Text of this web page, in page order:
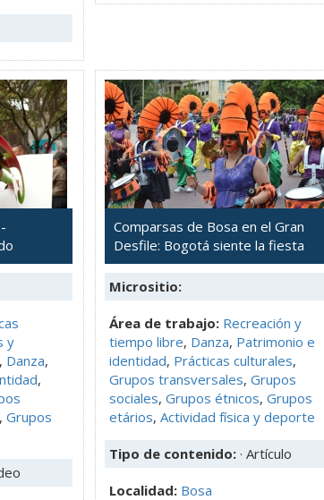
y
, Danza,
,
, Grupos
Comparsas de Bosa en el Gran
Desfile: Bogotá siente la fiesta
Micrositio:
Área de trabajo: Recreación y
tiempo libre, Danza, Patrimonio e
identidad, Prácticas culturales,
Grupos transversales, Grupos
sociales, Grupos étnicos, Grupos
etários, Actividad física y deporte
Tipo de contenido: · Artículo
Localidad: Bosa